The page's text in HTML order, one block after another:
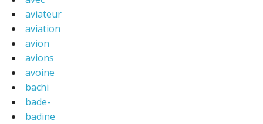
aviateur
aviation
avion
avions
avoine
bachi
bade-
badine